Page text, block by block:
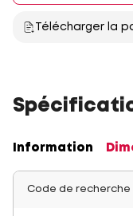
Télécharger la
Information
Code de recherche